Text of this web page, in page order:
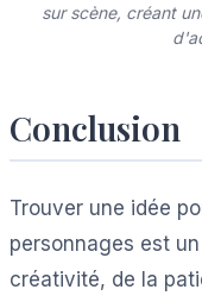
sur scène, créant
Conclusion
Trouver une idée
personnages est
créativité, de la